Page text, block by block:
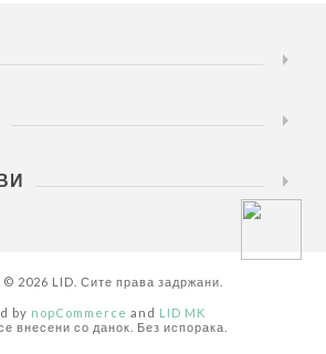
2026 LID. Сите права задржани.
by nopCommerce and LID MK
внесени со данок. Без испорака.